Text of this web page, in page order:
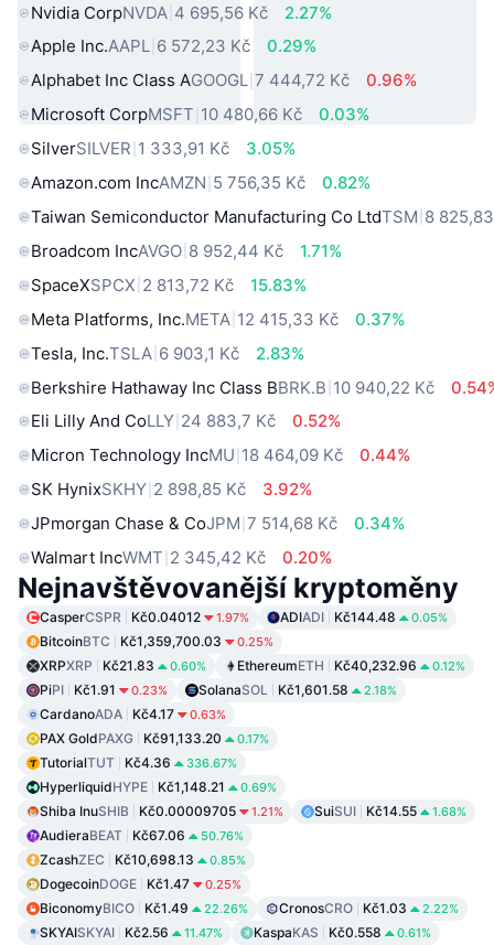
Nvidia CorpNVDA 4 695,56 Kč
2.27%
Apple Inc.AAPL 6 572,23 Kč
0.29%
Alphabet Inc Class AGOOGL 7 444,72 Kč
0.96%
Microsoft CorpMSFT 10 480,66 Kč
0.03%
SilverSILVER 1 333,91 Kč
3.05%
Amazon.com IncAMZN 5 756,35 Kč
0.82%
Taiwan Semiconductor Manufacturing Co LtdTSM 8
Broadcom IncAVGO 8 952,44 Kč
1.71%
SpaceXSPCX 2 813,72 Kč
15.83%
Meta Platforms, Inc.META 12 415,33 Kč
0.37%
Tesla, Inc.TSLA 6 903,1 Kč
2.83%
Berkshire Hathaway Inc Class BBRK.B 10 940,22 Kč
Eli Lilly And CoLLY 24 883,7 Kč
0.52%
Micron Technology IncMU 18 464,09 Kč
0.44%
SK HynixSKHY 2 898,85 Kč
3.92%
JPmorgan Chase & CoJPM 7 514,68 Kč
0.34%
Walmart IncWMT 2 345,42 Kč 0.20%
Nejnavštěvovanější kryptoměny
CasperCSPR Kč0.04012 1.97% ADIADI Kč144.48 0.05%
BitcoinBTC Kč1,359,700.03 0.25%
XRPXRP Kč21.83 0.60% EthereumETH Kč40,232.96 0.12%
PiPI Kč1.91 0.23% SolanaSOL Kč1,601.58 2.18%
CardanoADA Kč4.17 0.63%
PAX GoldPAXG Kč91,133.20 0.17%
TutorialTUT Kč4.36 336.67%
HyperliquidHYPE Kč1,148.21 0.69%
Shiba InuSHIB Kč0.00009705 1.21% SuiSUI Kč14.55 1.68%
AudieraBEAT Kč67.06 50.76%
ZcashZEC Kč10,698.13 0.85%
DogecoinDOGE Kč1.47 0.25%
BiconomyBICO Kč1.49 22.26% CronosCRO Kč1.03 2.22%
SKYAISKYAI Kč2.56 11.47% KaspaKAS Kč0.558 0.61%